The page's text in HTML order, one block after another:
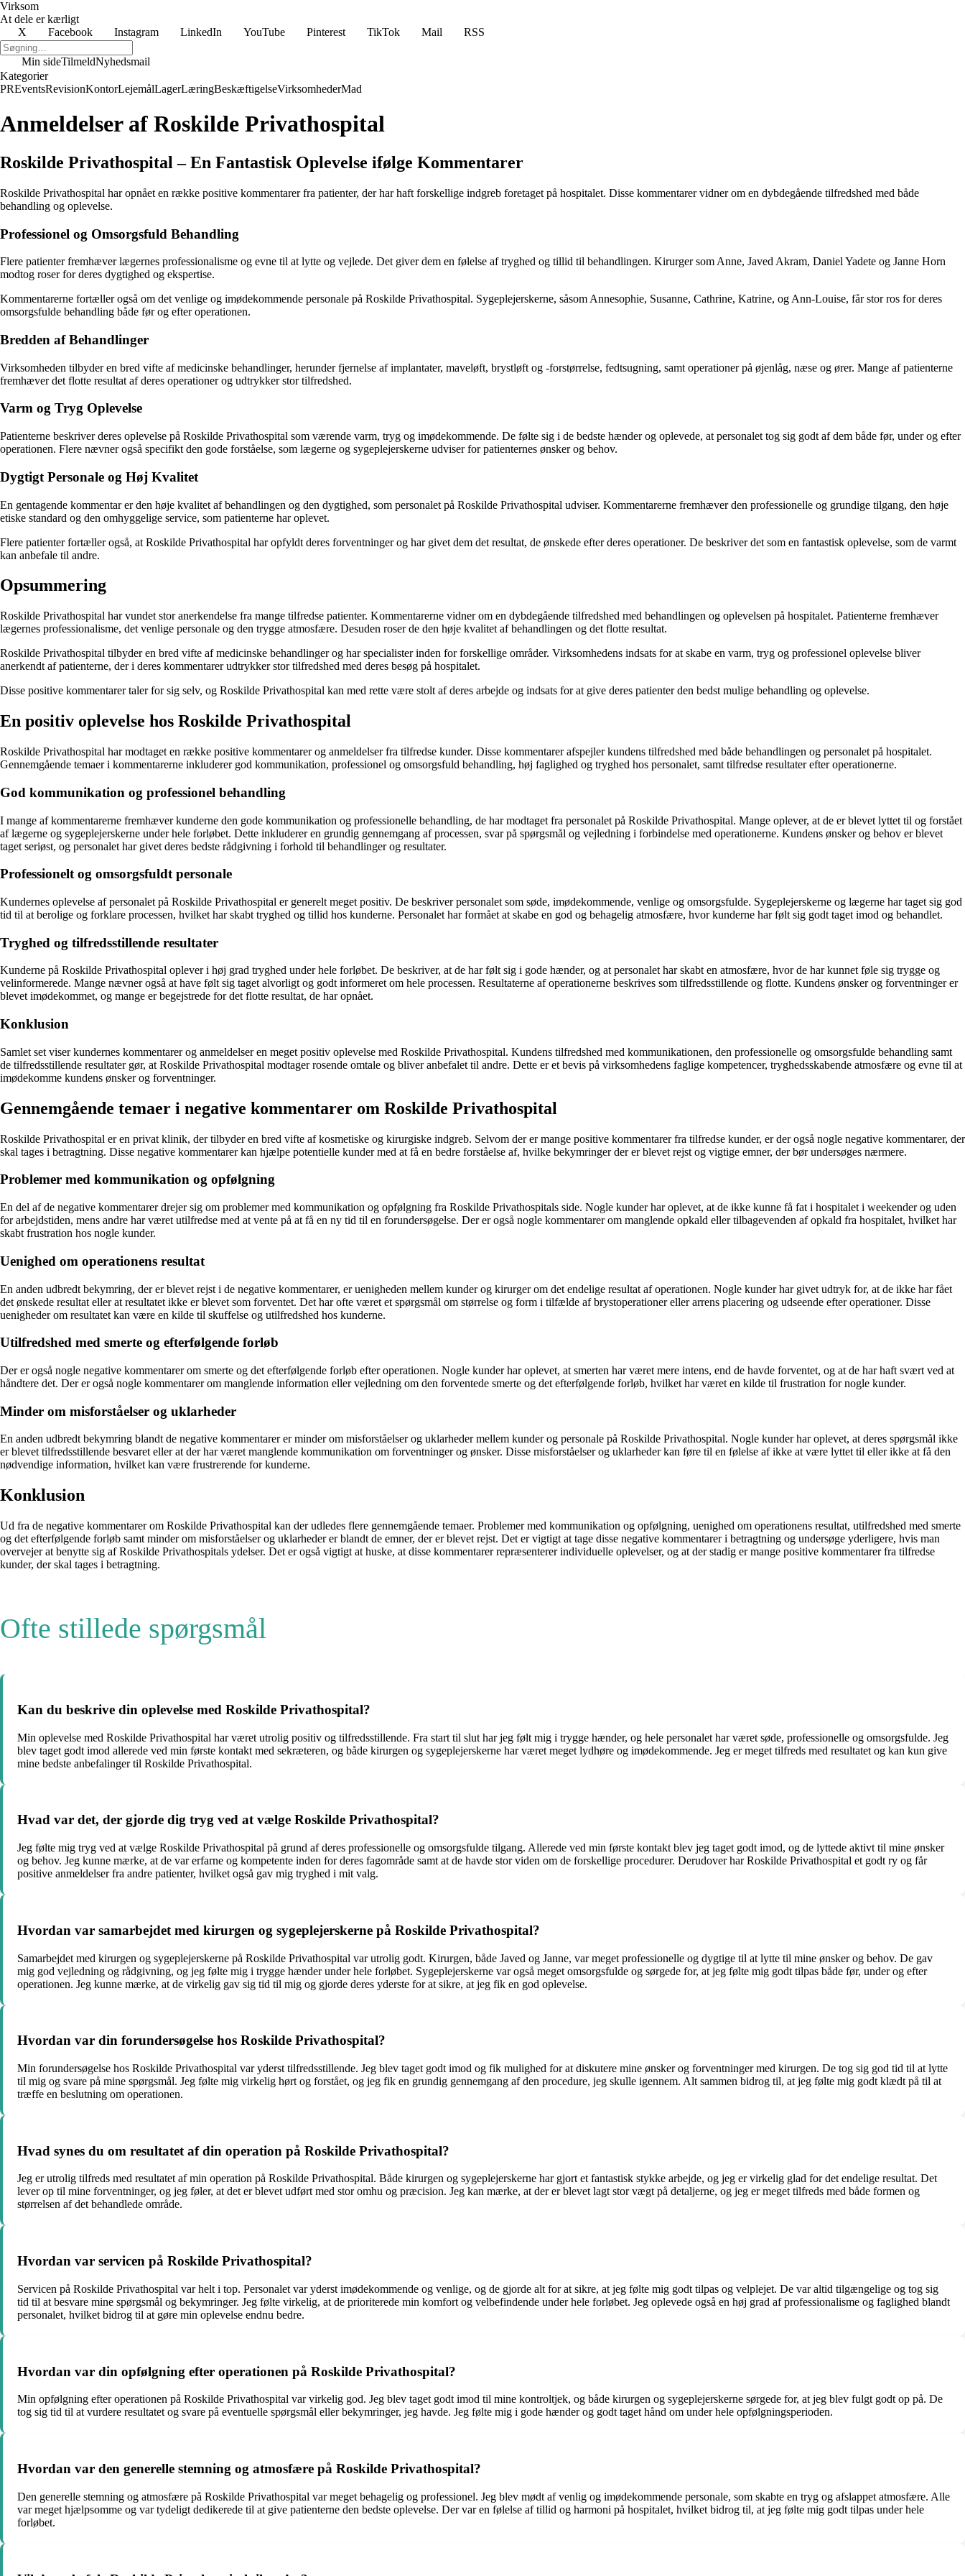
Virksom
At dele er kærligt
X
Facebook Instagram LinkedIn YouTube Pinterest TikTok Mail RSS
Min sideTilmeldNyhedsmail
Kategorier
PREventsRevisionKontorLejemålLagerLæringBeskæftigelseVirksomhederMad
Anmeldelser af Roskilde Privathospital
Roskilde Privathospital – En Fantastisk Oplevelse ifølge Kommentarer
Roskilde Privathospital har opnået en række positive kommentarer fra patienter, der har haft forskellige indgreb foretaget på hospitalet. Disse kommentarer vidner om en dybdegående tilfredshed med både
behandling og oplevelse.
Professionel og Omsorgsfuld Behandling
Flere patienter fremhæver lægernes professionalisme og evne til at lytte og vejlede. Det giver dem en følelse af tryghed og tillid til behandlingen. Kirurger som Anne, Javed Akram, Daniel Yadete og Janne Horn
modtog roser for deres dygtighed og ekspertise.
Kommentarerne fortæller også om det venlige og imødekommende personale på Roskilde Privathospital. Sygeplejerskerne, såsom Annesophie, Susanne, Cathrine, Katrine, og Ann-Louise, får stor ros for deres
omsorgsfulde behandling både før og efter operationen.
Bredden af Behandlinger
Virksomheden tilbyder en bred vifte af medicinske behandlinger, herunder fjernelse af implantater, maveløft, brystløft og -forstørrelse, fedtsugning, samt operationer på øjenlåg, næse og ører. Mange af patienterne
fremhæver det flotte resultat af deres operationer og udtrykker stor tilfredshed.
Varm og Tryg Oplevelse
Patienterne beskriver deres oplevelse på Roskilde Privathospital som værende varm, tryg og imødekommende. De følte sig i de bedste hænder og oplevede, at personalet tog sig godt af dem både før, under og efter
operationen. Flere nævner også specifikt den gode forståelse, som lægerne og sygeplejerskerne udviser for patienternes ønsker og behov.
Dygtigt Personale og Høj Kvalitet
En gentagende kommentar er den høje kvalitet af behandlingen og den dygtighed, som personalet på Roskilde Privathospital udviser. Kommentarerne fremhæver den professionelle og grundige tilgang, den høje
etiske standard og den omhyggelige service, som patienterne har oplevet.
Flere patienter fortæller også, at Roskilde Privathospital har opfyldt deres forventninger og har givet dem det resultat, de ønskede efter deres operationer. De beskriver det som en fantastisk oplevelse, som de varmt
kan anbefale til andre.
Opsummering
Roskilde Privathospital har vundet stor anerkendelse fra mange tilfredse patienter. Kommentarerne vidner om en dybdegående tilfredshed med behandlingen og oplevelsen på hospitalet. Patienterne fremhæver
lægernes professionalisme, det venlige personale og den trygge atmosfære. Desuden roser de den høje kvalitet af behandlingen og det flotte resultat.
Roskilde Privathospital tilbyder en bred vifte af medicinske behandlinger og har specialister inden for forskellige områder. Virksomhedens indsats for at skabe en varm, tryg og professionel oplevelse bliver
anerkendt af patienterne, der i deres kommentarer udtrykker stor tilfredshed med deres besøg på hospitalet.
Disse positive kommentarer taler for sig selv, og Roskilde Privathospital kan med rette være stolt af deres arbejde og indsats for at give deres patienter den bedst mulige behandling og oplevelse.
En positiv oplevelse hos Roskilde Privathospital
Roskilde Privathospital har modtaget en række positive kommentarer og anmeldelser fra tilfredse kunder. Disse kommentarer afspejler kundens tilfredshed med både behandlingen og personalet på hospitalet.
Gennemgående temaer i kommentarerne inkluderer god kommunikation, professionel og omsorgsfuld behandling, høj faglighed og tryghed hos personalet, samt tilfredse resultater efter operationerne.
God kommunikation og professionel behandling
I mange af kommentarerne fremhæver kunderne den gode kommunikation og professionelle behandling, de har modtaget fra personalet på Roskilde Privathospital. Mange oplever, at de er blevet lyttet til og forstået
af lægerne og sygeplejerskerne under hele forløbet. Dette inkluderer en grundig gennemgang af processen, svar på spørgsmål og vejledning i forbindelse med operationerne. Kundens ønsker og behov er blevet
taget seriøst, og personalet har givet deres bedste rådgivning i forhold til behandlinger og resultater.
Professionelt og omsorgsfuldt personale
Kundernes oplevelse af personalet på Roskilde Privathospital er generelt meget positiv. De beskriver personalet som søde, imødekommende, venlige og omsorgsfulde. Sygeplejerskerne og lægerne har taget sig god
tid til at berolige og forklare processen, hvilket har skabt tryghed og tillid hos kunderne. Personalet har formået at skabe en god og behagelig atmosfære, hvor kunderne har følt sig godt taget imod og behandlet.
Tryghed og tilfredsstillende resultater
Kunderne på Roskilde Privathospital oplever i høj grad tryghed under hele forløbet. De beskriver, at de har følt sig i gode hænder, og at personalet har skabt en atmosfære, hvor de har kunnet føle sig trygge og
velinformerede. Mange nævner også at have følt sig taget alvorligt og godt informeret om hele processen. Resultaterne af operationerne beskrives som tilfredsstillende og flotte. Kundens ønsker og forventninger er
blevet imødekommet, og mange er begejstrede for det flotte resultat, de har opnået.
Konklusion
Samlet set viser kundernes kommentarer og anmeldelser en meget positiv oplevelse med Roskilde Privathospital. Kundens tilfredshed med kommunikationen, den professionelle og omsorgsfulde behandling samt
de tilfredsstillende resultater gør, at Roskilde Privathospital modtager rosende omtale og bliver anbefalet til andre. Dette er et bevis på virksomhedens faglige kompetencer, tryghedsskabende atmosfære og evne til at
imødekomme kundens ønsker og forventninger.
Gennemgående temaer i negative kommentarer om Roskilde Privathospital
Roskilde Privathospital er en privat klinik, der tilbyder en bred vifte af kosmetiske og kirurgiske indgreb. Selvom der er mange positive kommentarer fra tilfredse kunder, er der også nogle negative kommentarer, der
skal tages i betragtning. Disse negative kommentarer kan hjælpe potentielle kunder med at få en bedre forståelse af, hvilke bekymringer der er blevet rejst og vigtige emner, der bør undersøges nærmere.
Problemer med kommunikation og opfølgning
En del af de negative kommentarer drejer sig om problemer med kommunikation og opfølgning fra Roskilde Privathospitals side. Nogle kunder har oplevet, at de ikke kunne få fat i hospitalet i weekender og uden
for arbejdstiden, mens andre har været utilfredse med at vente på at få en ny tid til en forundersøgelse. Der er også nogle kommentarer om manglende opkald eller tilbagevenden af opkald fra hospitalet, hvilket har
skabt frustration hos nogle kunder.
Uenighed om operationens resultat
En anden udbredt bekymring, der er blevet rejst i de negative kommentarer, er uenigheden mellem kunder og kirurger om det endelige resultat af operationen. Nogle kunder har givet udtryk for, at de ikke har fået
det ønskede resultat eller at resultatet ikke er blevet som forventet. Det har ofte været et spørgsmål om størrelse og form i tilfælde af brystoperationer eller arrens placering og udseende efter operationer. Disse
uenigheder om resultatet kan være en kilde til skuffelse og utilfredshed hos kunderne.
Utilfredshed med smerte og efterfølgende forløb
Der er også nogle negative kommentarer om smerte og det efterfølgende forløb efter operationen. Nogle kunder har oplevet, at smerten har været mere intens, end de havde forventet, og at de har haft svært ved at
håndtere det. Der er også nogle kommentarer om manglende information eller vejledning om den forventede smerte og det efterfølgende forløb, hvilket har været en kilde til frustration for nogle kunder.
Minder om misforståelser og uklarheder
En anden udbredt bekymring blandt de negative kommentarer er minder om misforståelser og uklarheder mellem kunder og personale på Roskilde Privathospital. Nogle kunder har oplevet, at deres spørgsmål ikke
er blevet tilfredsstillende besvaret eller at der har været manglende kommunikation om forventninger og ønsker. Disse misforståelser og uklarheder kan føre til en følelse af ikke at være lyttet til eller ikke at få den
nødvendige information, hvilket kan være frustrerende for kunderne.
Konklusion
Ud fra de negative kommentarer om Roskilde Privathospital kan der udledes flere gennemgående temaer. Problemer med kommunikation og opfølgning, uenighed om operationens resultat, utilfredshed med smerte
og det efterfølgende forløb samt minder om misforståelser og uklarheder er blandt de emner, der er blevet rejst. Det er vigtigt at tage disse negative kommentarer i betragtning og undersøge yderligere, hvis man
overvejer at benytte sig af Roskilde Privathospitals ydelser. Det er også vigtigt at huske, at disse kommentarer repræsenterer individuelle oplevelser, og at der stadig er mange positive kommentarer fra tilfredse
kunder, der skal tages i betragtning.
Ofte stillede spørgsmål
Kan du beskrive din oplevelse med Roskilde Privathospital?
Min oplevelse med Roskilde Privathospital har været utrolig positiv og tilfredsstillende. Fra start til slut har jeg følt mig i trygge hænder, og hele personalet har været søde, professionelle og omsorgsfulde. Jeg
blev taget godt imod allerede ved min første kontakt med sekræteren, og både kirurgen og sygeplejerskerne har været meget lydhøre og imødekommende. Jeg er meget tilfreds med resultatet og kan kun give
mine bedste anbefalinger til Roskilde Privathospital.
Hvad var det, der gjorde dig tryg ved at vælge Roskilde Privathospital?
Jeg følte mig tryg ved at vælge Roskilde Privathospital på grund af deres professionelle og omsorgsfulde tilgang. Allerede ved min første kontakt blev jeg taget godt imod, og de lyttede aktivt til mine ønsker
og behov. Jeg kunne mærke, at de var erfarne og kompetente inden for deres fagområde samt at de havde stor viden om de forskellige procedurer. Derudover har Roskilde Privathospital et godt ry og får
positive anmeldelser fra andre patienter, hvilket også gav mig tryghed i mit valg.
Hvordan var samarbejdet med kirurgen og sygeplejerskerne på Roskilde Privathospital?
Samarbejdet med kirurgen og sygeplejerskerne på Roskilde Privathospital var utrolig godt. Kirurgen, både Javed og Janne, var meget professionelle og dygtige til at lytte til mine ønsker og behov. De gav
mig god vejledning og rådgivning, og jeg følte mig i trygge hænder under hele forløbet. Sygeplejerskerne var også meget omsorgsfulde og sørgede for, at jeg følte mig godt tilpas både før, under og efter
operationen. Jeg kunne mærke, at de virkelig gav sig tid til mig og gjorde deres yderste for at sikre, at jeg fik en god oplevelse.
Hvordan var din forundersøgelse hos Roskilde Privathospital?
Min forundersøgelse hos Roskilde Privathospital var yderst tilfredsstillende. Jeg blev taget godt imod og fik mulighed for at diskutere mine ønsker og forventninger med kirurgen. De tog sig god tid til at lytte
til mig og svare på mine spørgsmål. Jeg følte mig virkelig hørt og forstået, og jeg fik en grundig gennemgang af den procedure, jeg skulle igennem. Alt sammen bidrog til, at jeg følte mig godt klædt på til at
træffe en beslutning om operationen.
Hvad synes du om resultatet af din operation på Roskilde Privathospital?
Jeg er utrolig tilfreds med resultatet af min operation på Roskilde Privathospital. Både kirurgen og sygeplejerskerne har gjort et fantastisk stykke arbejde, og jeg er virkelig glad for det endelige resultat. Det
lever op til mine forventninger, og jeg føler, at det er blevet udført med stor omhu og præcision. Jeg kan mærke, at der er blevet lagt stor vægt på detaljerne, og jeg er meget tilfreds med både formen og
størrelsen af det behandlede område.
Hvordan var servicen på Roskilde Privathospital?
Servicen på Roskilde Privathospital var helt i top. Personalet var yderst imødekommende og venlige, og de gjorde alt for at sikre, at jeg følte mig godt tilpas og velplejet. De var altid tilgængelige og tog sig
tid til at besvare mine spørgsmål og bekymringer. Jeg følte virkelig, at de prioriterede min komfort og velbefindende under hele forløbet. Jeg oplevede også en høj grad af professionalisme og faglighed blandt
personalet, hvilket bidrog til at gøre min oplevelse endnu bedre.
Hvordan var din opfølgning efter operationen på Roskilde Privathospital?
Min opfølgning efter operationen på Roskilde Privathospital var virkelig god. Jeg blev taget godt imod til mine kontroltjek, og både kirurgen og sygeplejerskerne sørgede for, at jeg blev fulgt godt op på. De
tog sig tid til at vurdere resultatet og svare på eventuelle spørgsmål eller bekymringer, jeg havde. Jeg følte mig i gode hænder og godt taget hånd om under hele opfølgningsperioden.
Hvordan var den generelle stemning og atmosfære på Roskilde Privathospital?
Den generelle stemning og atmosfære på Roskilde Privathospital var meget behagelig og professionel. Jeg blev mødt af venlig og imødekommende personale, som skabte en tryg og afslappet atmosfære. Alle
var meget hjælpsomme og var tydeligt dedikerede til at give patienterne den bedste oplevelse. Der var en følelse af tillid og harmoni på hospitalet, hvilket bidrog til, at jeg følte mig godt tilpas under hele
forløbet.